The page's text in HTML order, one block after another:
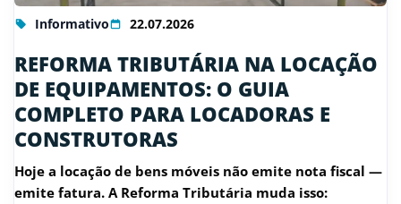
Informativo 22.07.2026
REFORMA TRIBUTÁRIA NA LOCAÇÃO
DE EQUIPAMENTOS: O GUIA
COMPLETO PARA LOCADORAS E
CONSTRUTORAS
Hoje a locação de bens móveis não emite nota fiscal —
emite fatura. A Reforma Tributária muda isso: